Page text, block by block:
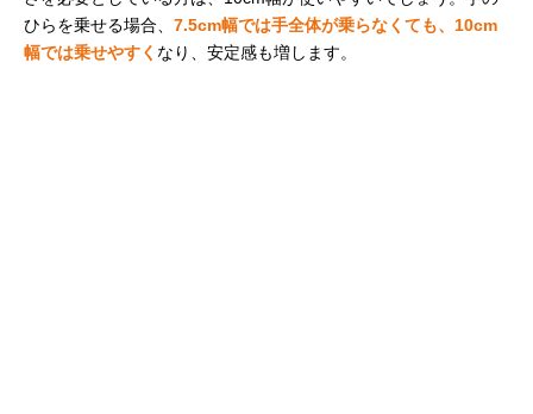
ひらを乗せる場合、 7.5cm幅では手全体が乗らなくても、10cm
幅では乗せやすく なり、安定感も増します。